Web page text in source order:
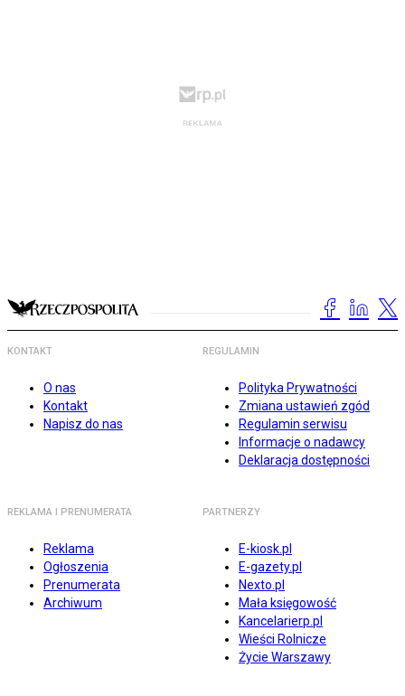
KONTAKT
O nas
Kontakt
Napisz do nas
REGULAMIN
Polityka Prywatności
Zmiana ustawień zgód
Regulamin serwisu
Informacje o nadawcy
Deklaracja dostępności
REKLAMA I PRENUMERATA
Reklama
Ogłoszenia
Prenumerata
Archiwum
PARTNERZY
E-kiosk.pl
E-gazety.pl
Nexto.pl
Mała księgowość
Kancelarierp.pl
Wieści Rolnicze
Życie Warszawy